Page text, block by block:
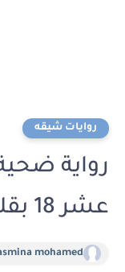
روايات شيقه
رواية
عشر 18 بقلم حبيبه الشاهد
mohamed